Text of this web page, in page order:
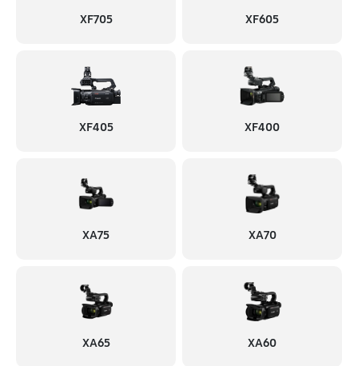
XF705 XF605
XF405 XF400
XA75 XA70
XA65 XA60